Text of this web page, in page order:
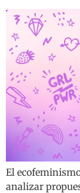
El
analizar